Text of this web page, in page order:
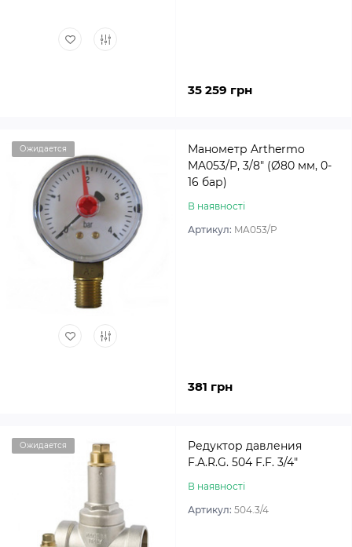
35 259 грн
Ожидается
Манометр Arthermo
MA053/P, 3/8″ (Ø80 мм, 0-
16 бар)
В наявності
Артикул: MA053/P
381 грн
Ожидается
Редуктор давления
F.A.R.G. 504 F.F. 3/4″
В наявності
Артикул: 504.3/4